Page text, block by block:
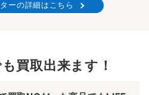
ーの詳細はこちら
買取出来ます！